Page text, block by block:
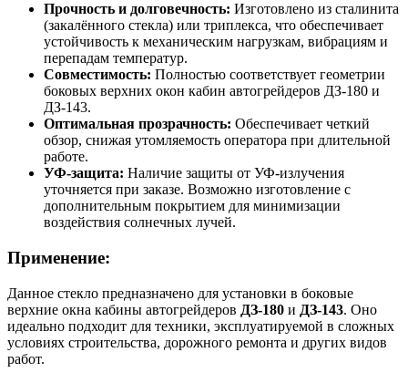
Прочность и долговечность: Изготовлено из сталинита
(закалённого стекла) или триплекса, что обеспечивает
устойчивость к механическим нагрузкам, вибрациям и
перепадам температур.
Совместимость: Полностью соответствует геометрии
боковых верхних окон кабин автогрейдеров ДЗ-180 и
ДЗ-143.
Оптимальная прозрачность: Обеспечивает четкий
обзор, снижая утомляемость оператора при длительной
работе.
УФ-защита: Наличие защиты от УФ-излучения
уточняется при заказе. Возможно изготовление с
дополнительным покрытием для минимизации
воздействия солнечных лучей.
Применение:
Данное стекло предназначено для установки в боковые
верхние окна кабины автогрейдеров ДЗ-180 и ДЗ-143. Оно
идеально подходит для техники, эксплуатируемой в сложных
условиях строительства, дорожного ремонта и других видов
работ.